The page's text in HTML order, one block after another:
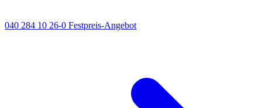
040 284 10 26-0 Festpreis-Angebot